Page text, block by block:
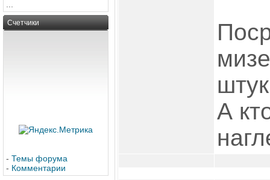
Счетчики
- Темы форума
- Комментарии
А